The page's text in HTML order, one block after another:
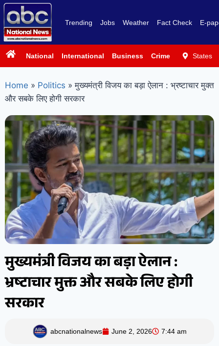
Trending Jobs Weather Fact Check E-
National International Business Crime PoliticsStates
Home » Politics » मुख्यमंत्री विजय का बड़ा ऐलान : भ्रष्टाचार मुक्त
और सबके लिए होगी सरकार
मुख्यमंत्री विजय का बड़ा ऐलान :
भ्रष्टाचार मुक्त और सबके लिए होगी
सरकार
abcnationalnews June 2, 2026 7:44 am